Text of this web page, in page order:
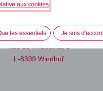
HD LUX
L-8399 Windhof
aux cookies
les essentiels Je suis d'accord